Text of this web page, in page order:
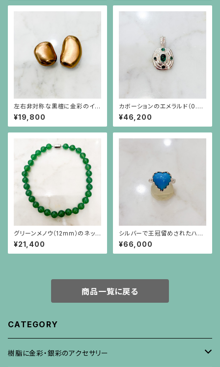
左右非対称な黒檀に金彩のイヤ
リング
¥19,800
カボーションのエメラルド（0.82
ct）を4つの小さなエメラルドが
取り巻くシルバーペンダント（チ
ェーン別）
¥46,200
グリーンメノウ（12mm）のネック
レス
¥21,400
シルバーで王冠留めされたハー
トシェイプのターコイズ（11.61c
t）のリング
¥66,000
商品一覧に戻る
CATEGORY
樹脂に金彩・銀彩のアクセサリー